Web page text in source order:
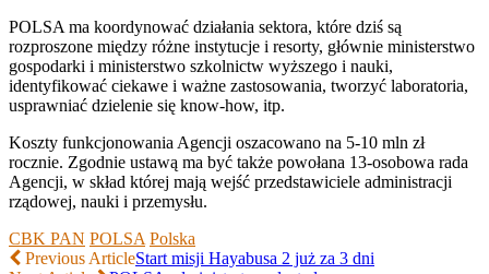
POLSA ma koordynować działania sektora, które dziś są
rozproszone między różne instytucje i resorty, głównie ministerstwo
gospodarki i ministerstwo szkolnictw wyższego i nauki,
identyfikować ciekawe i ważne zastosowania, tworzyć laboratoria,
usprawniać dzielenie się know-how, itp.
Koszty funkcjonowania Agencji oszacowano na 5-10 mln zł
rocznie. Zgodnie ustawą ma być także powołana 13-osobowa rada
Agencji, w skład której mają wejść przedstawiciele administracji
rządowej, nauki i przemysłu.
CBK PAN POLSA Polska
Previous ArticleStart misji Hayabusa 2 już za 3 dni